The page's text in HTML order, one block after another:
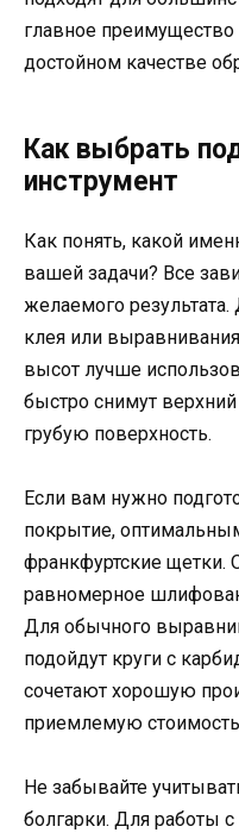
главное
достойном качестве
Как выбрать
инструмент
Как понять, какой
вашей задачи? Все
желаемого результата.
клея или
высот лучше
быстро снимут верхний
грубую поверхность.
Если вам нужно
покрытие,
франкфуртские щетки.
равномерное
Для обычного
подойдут круги с
сочетают хорошую
приемлемую
Не забывайте
болгарки. Для работы